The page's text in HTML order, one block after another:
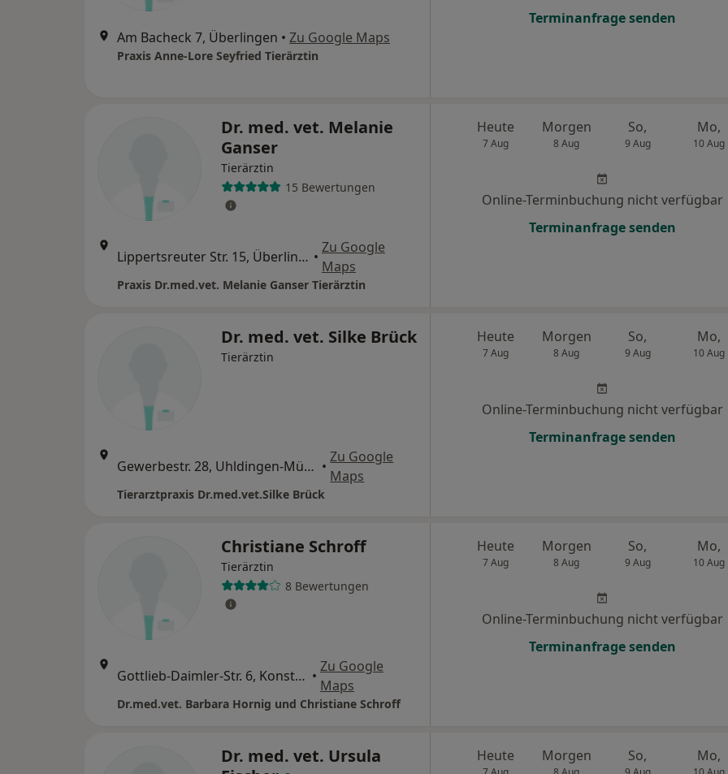
Am Bacheck 7, Überlingen • Zu Google Maps
Praxis Anne-Lore Seyfried Tierärztin
Terminanfrage senden
Dr. med. vet. Melanie
Ganser
Tierärztin
15 Bewertungen
Lippertsreuter Str. 15, Überlingen •
Zu Google
Maps
Praxis Dr.med.vet. Melanie Ganser Tierärztin
Heute
7 Aug
Morgen
8 Aug
So,
9 Aug
Mo,
10 Aug
Online-Terminbuchung nicht verfügbar
Terminanfrage senden
Dr. med. vet. Silke Brück
Tierärztin
Gewerbestr. 28, Uhldingen-Mühlhofen •
Zu Google
Maps
Tierarztpraxis Dr.med.vet.Silke Brück
Heute
7 Aug
Morgen
8 Aug
So,
9 Aug
Mo,
10 Aug
Online-Terminbuchung nicht verfügbar
Terminanfrage senden
Christiane Schroff
Tierärztin
8 Bewertungen
Gottlieb-Daimler-Str. 6, Konstanz •
Zu Google
Maps
Dr.med.vet. Barbara Hornig und Christiane Schroff
Heute
7 Aug
Morgen
8 Aug
So,
9 Aug
Mo,
10 Aug
Online-Terminbuchung nicht verfügbar
Terminanfrage senden
Dr. med. vet. Ursula
Heute Morgen So, Mo,